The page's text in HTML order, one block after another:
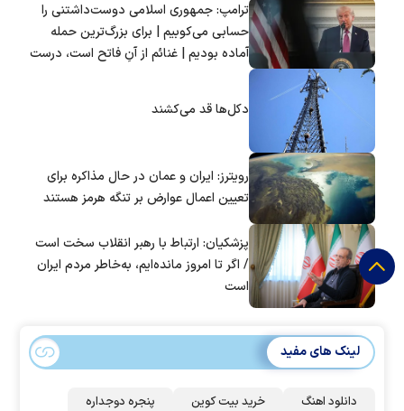
ترامپ: جمهوری اسلامی دوست‌داشتنی را
حسابی می‌کوبیم | برای بزرگ‌ترین حمله
آماده بودیم | غنائم از آنِ فاتح است، درست
دکل‌ها قد می‌کشند
رویترز: ایران و عمان در حال مذاکره برای
تعیین اعمال عوارض بر تنگه هرمز هستند
پزشکیان: ارتباط با رهبر انقلاب سخت است
/ اگر تا امروز مانده‌ایم، به‌خاطر مردم ایران
است
لینک های مفید
دانلود اهنگ خرید بیت کوین پنجره دوجداره